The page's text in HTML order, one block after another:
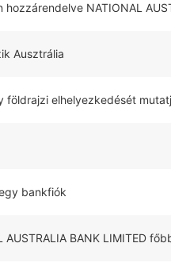
NATIONAL
Ausztrália
földrajzi elhelyezkedését
bankfiók
AUSTRALIA BANK LIMITED